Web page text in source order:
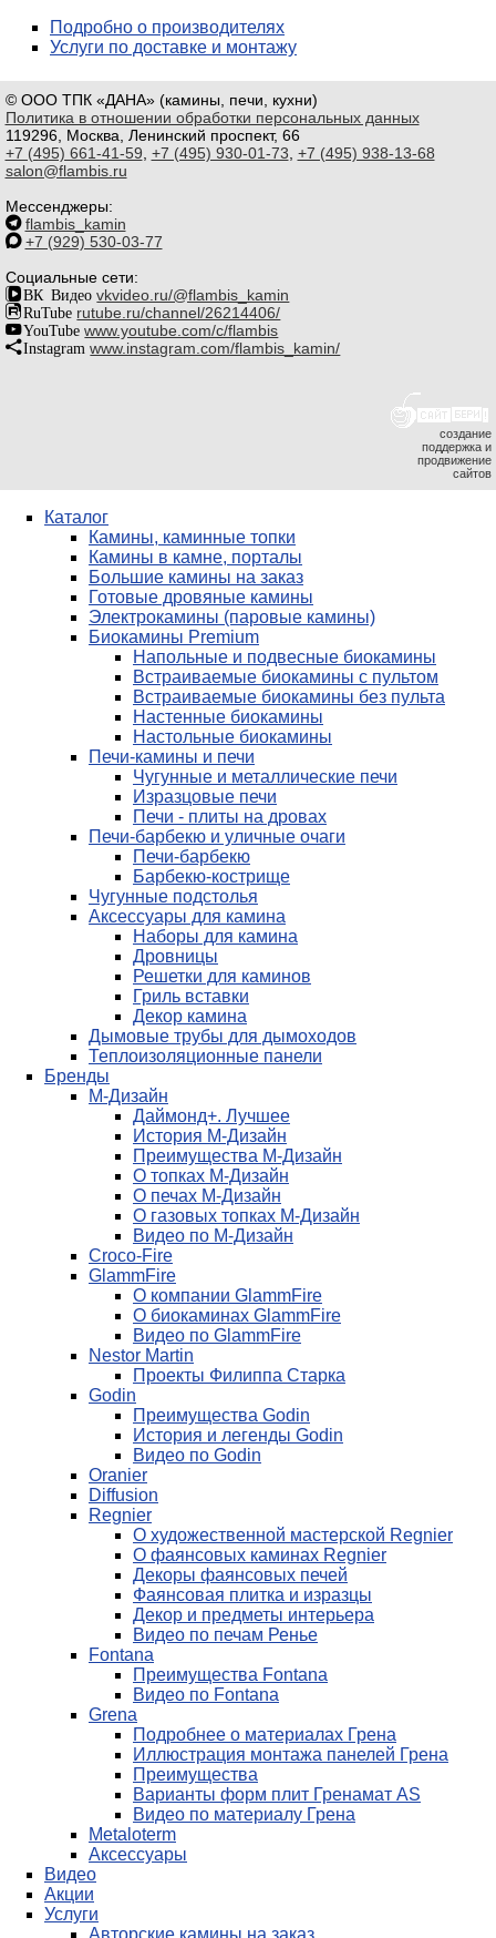
Подробно о производителях
Услуги по доставке и монтажу
© ООО ТПК «ДАНА» (камины, печи, кухни)
Политика в отношении обработки персональных данных
119296, Москва, Ленинский проспект, 66
+7 (495) 661-41-59, +7 (495) 930-01-73, +7 (495) 938-13-68
salon@flambis.ru
Мессенджеры:
flambis_kamin
+7 (929) 530-03-77
Социальные сети:
ВК Видео vkvideo.ru/@flambis_kamin
RuTube rutube.ru/channel/26214406/
YouTube www.youtube.com/c/flambis
Instagram www.instagram.com/flambis_kamin/
создание
поддержка и
продвижение
сайтов
Каталог
Камины, каминные топки
Камины в камне, порталы
Большие камины на заказ
Готовые дровяные камины
Электрокамины (паровые камины)
Биокамины Premium
Напольные и подвесные биокамины
Встраиваемые биокамины с пультом
Встраиваемые биокамины без пульта
Настенные биокамины
Настольные биокамины
Печи-камины и печи
Чугунные и металлические печи
Изразцовые печи
Печи - плиты на дровах
Печи-барбекю и уличные очаги
Печи-барбекю
Барбекю-кострище
Чугунные подстолья
Аксессуары для камина
Наборы для камина
Дровницы
Решетки для каминов
Гриль вставки
Декор камина
Дымовые трубы для дымоходов
Теплоизоляционные панели
Бренды
М-Дизайн
Даймонд+. Лучшее
История М-Дизайн
Преимущества М-Дизайн
О топках М-Дизайн
О печах М-Дизайн
О газовых топках М-Дизайн
Видео по М-Дизайн
Croco-Fire
GlammFire
О компании GlammFire
О биокаминах GlammFire
Видео по GlammFire
Nestor Martin
Проекты Филиппа Старка
Godin
Преимущества Godin
История и легенды Godin
Видео по Godin
Oranier
Diffusion
Regnier
О художественной мастерской Regnier
О фаянсовых каминах Regnier
Декоры фаянсовых печей
Фаянсовая плитка и изразцы
Декор и предметы интерьера
Видео по печам Ренье
Fontana
Преимущества Fontana
Видео по Fontana
Grena
Подробнее о материалах Грена
Иллюстрация монтажа панелей Грена
Преимущества
Варианты форм плит Гренамат AS
Видео по материалу Грена
Metaloterm
Аксессуары
Видео
Акции
Услуги